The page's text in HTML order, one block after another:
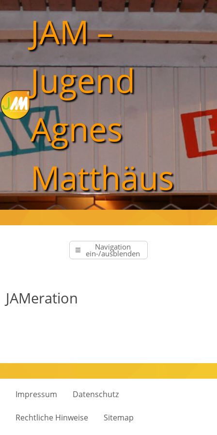
JAM –
Jugend
Agnes
Matthäus
Navigation
ein-/ausblenden
JAMeration
Impressum Datenschutz
Rechtliche Hinweise Sitemap